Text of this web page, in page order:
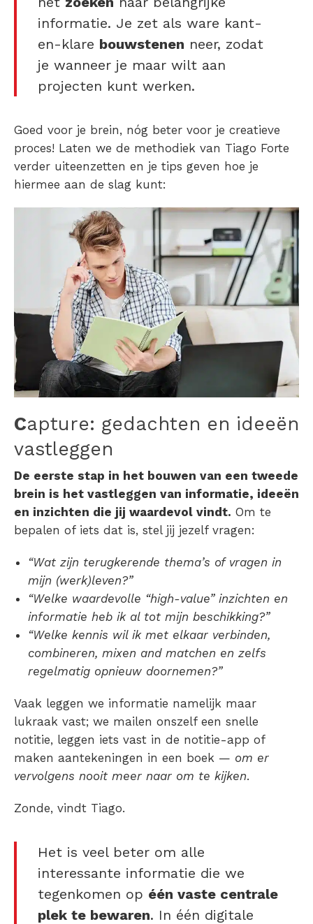
informatie. Je zet als ware kant-
en-klare bouwstenen neer, zodat
je wanneer je maar wilt aan
projecten kunt werken.
Goed voor je brein, nóg beter voor je creatieve
proces! Laten we de methodiek van Tiago Forte
verder uiteenzetten en je tips geven hoe je
hiermee aan de slag kunt:
Capture: gedachten en ideeën
vastleggen
De eerste stap in het bouwen van een tweede
brein is het vastleggen van informatie, ideeën
en inzichten die jij waardevol vindt. Om te
bepalen of iets dat is, stel jij jezelf vragen:
“Wat zijn terugkerende thema’s of vragen in
mijn (werk)leven?”
“Welke waardevolle “high-value” inzichten en
informatie heb ik al tot mijn beschikking?”
“Welke kennis wil ik met elkaar verbinden,
combineren, mixen and matchen en zelfs
regelmatig opnieuw doornemen?”
Vaak leggen we informatie namelijk maar
lukraak vast; we mailen onszelf een snelle
notitie, leggen iets vast in de notitie-app of
maken aantekeningen in een boek — om er
vervolgens nooit meer naar om te kijken.
Zonde, vindt Tiago.
Het is veel beter om alle
interessante informatie die we
tegenkomen op één vaste centrale
plek te bewaren. In één digitale